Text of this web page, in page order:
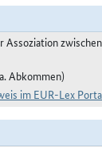
Abkommen)
im EUR-Lex